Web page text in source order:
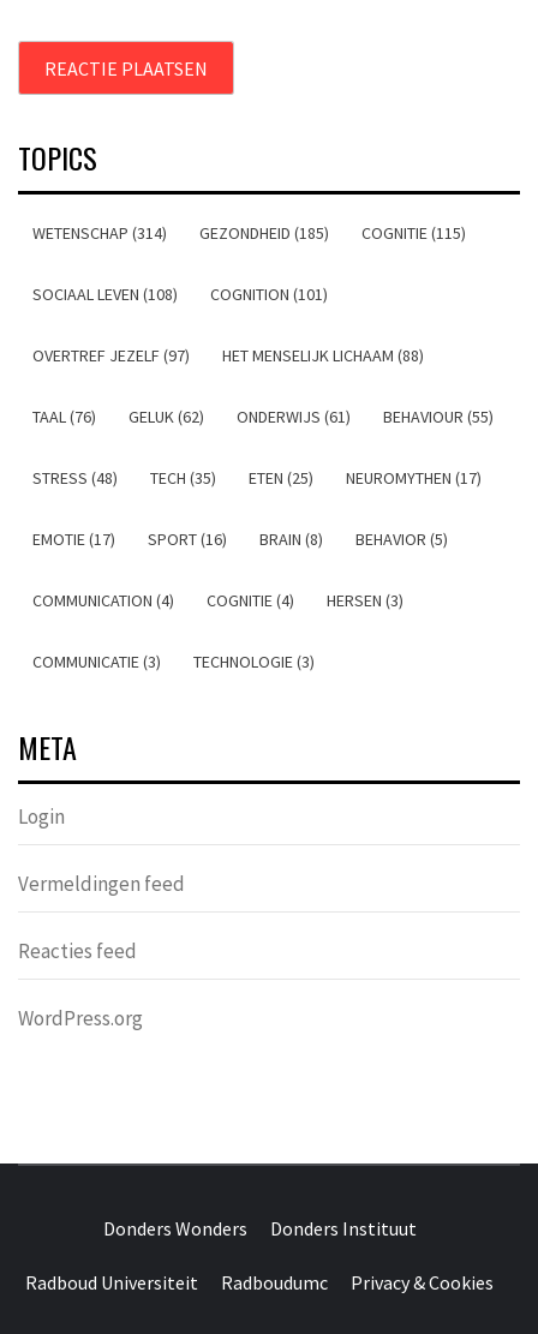
TOPICS
WETENSCHAP (314) GEZONDHEID (185) COGNITIE (115)
SOCIAAL LEVEN (108) COGNITION (101)
OVERTREF JEZELF (97) HET MENSELIJK LICHAAM (88)
TAAL (76) GELUK (62) ONDERWIJS (61) BEHAVIOUR (55)
STRESS (48) TECH (35) ETEN (25) NEUROMYTHEN (17)
EMOTIE (17) SPORT (16) BRAIN (8) BEHAVIOR (5)
COMMUNICATION (4) COGNITIE (4) HERSEN (3)
COMMUNICATIE (3) TECHNOLOGIE (3)
META
Login
Vermeldingen feed
Reacties feed
WordPress.org
WONDERS
Donders Wonders Donders Instituut
Radboud Universiteit Radboudumc Privacy & Cookies